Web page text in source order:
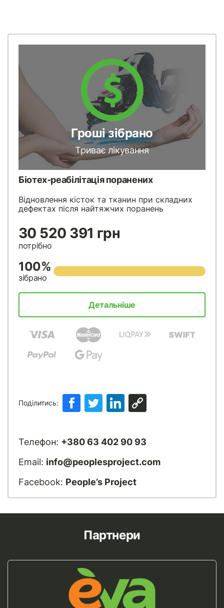
Гроші зібрано
Триває лікування
Біотех-реабілітація поранених
Відновлення кісток та тканин при складних
дефектах після найтяжчих поранень
30 520 391 грн
потрібно
100%
зібрано
Детальніше
Поділитись:
Телефон: +380 63 402 90 93
Email: info@peoplesproject.com
Facebook: People’s Project
Партнери